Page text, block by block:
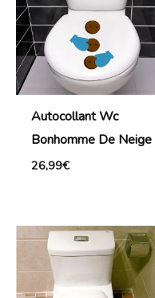
Autocollant Wc
Bonhomme De Neige
26,99€